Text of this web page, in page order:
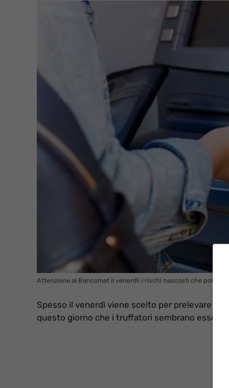
Attenzione al Bancomat il venerdì: i rischi nascosti che
Spesso il venerdì viene scelto per prelevare
questo giorno che i truffatori sembrano essere